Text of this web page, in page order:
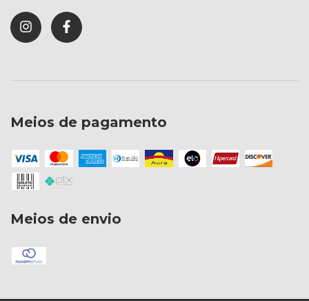
Meios de pagamento
Meios de envio